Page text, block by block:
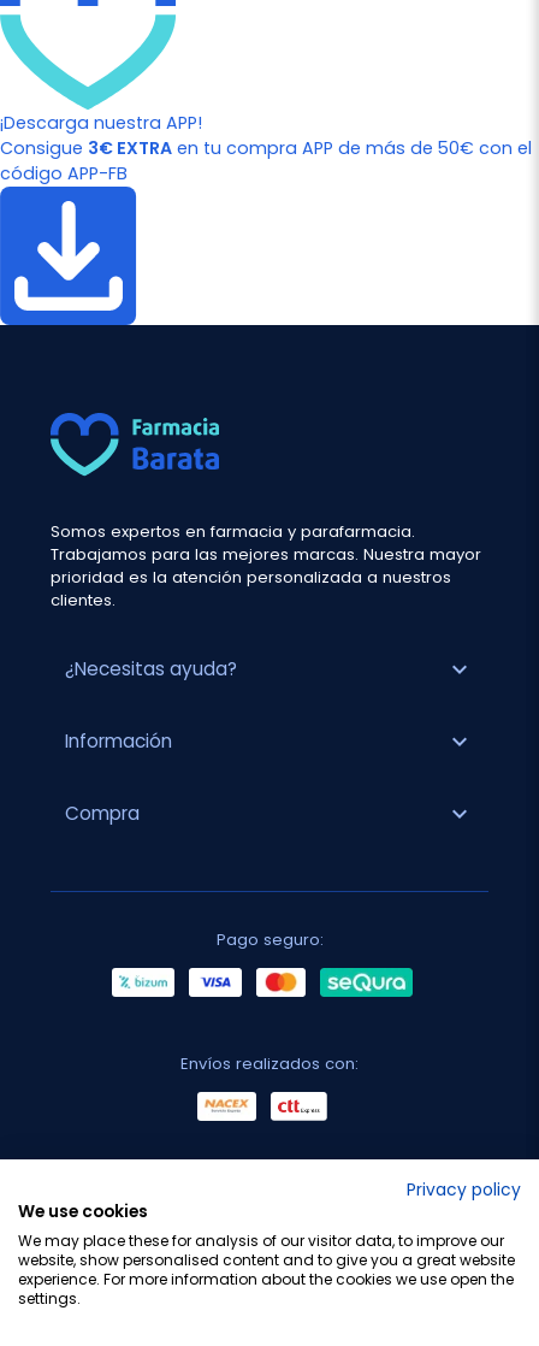
¡Descarga nuestra APP!
Consigue 3€ EXTRA en tu compra APP de más de 50€ con el
código APP-FB
Somos expertos en farmacia y parafarmacia.
Trabajamos para las mejores marcas. Nuestra mayor
prioridad es la atención personalizada a nuestros
clientes.
¿Necesitas ayuda? expand_more
Información expand_more
Compra expand_more
Pago seguro:
Envíos realizados con:
Privacy policy
We use cookies
We may place these for analysis of our visitor data, to improve our
website, show personalised content and to give you a great website
experience. For more information about the cookies we use open the
settings.